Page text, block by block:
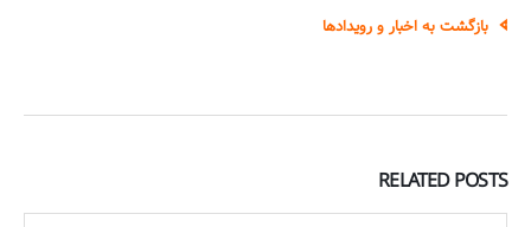
بازگشت به اخبار و رویدادها
RELATEDPOSTS